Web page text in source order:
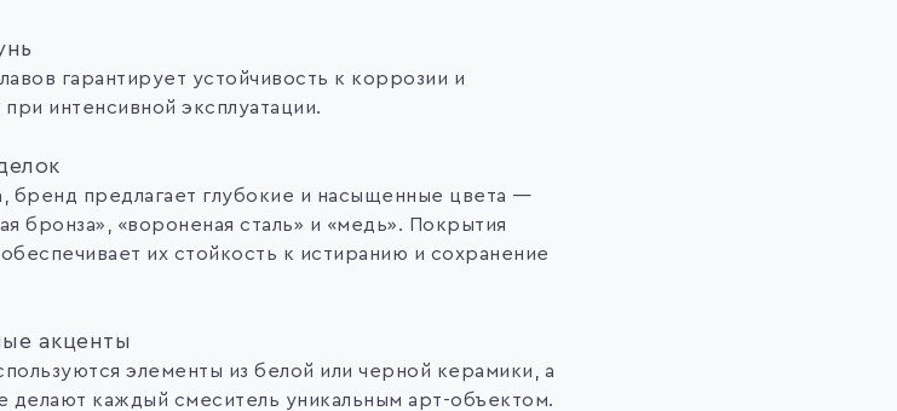
гарантирует устойчивость к коррозии и
интенсивной эксплуатации.
бренд предлагает глубокие и насыщенные цвета —
бронза», «вороненая сталь» и «медь». Покрытия
их стойкость к истиранию и сохранение
акценты
элементы из белой или черной керамики, а
делают каждый смеситель уникальным арт-объектом.